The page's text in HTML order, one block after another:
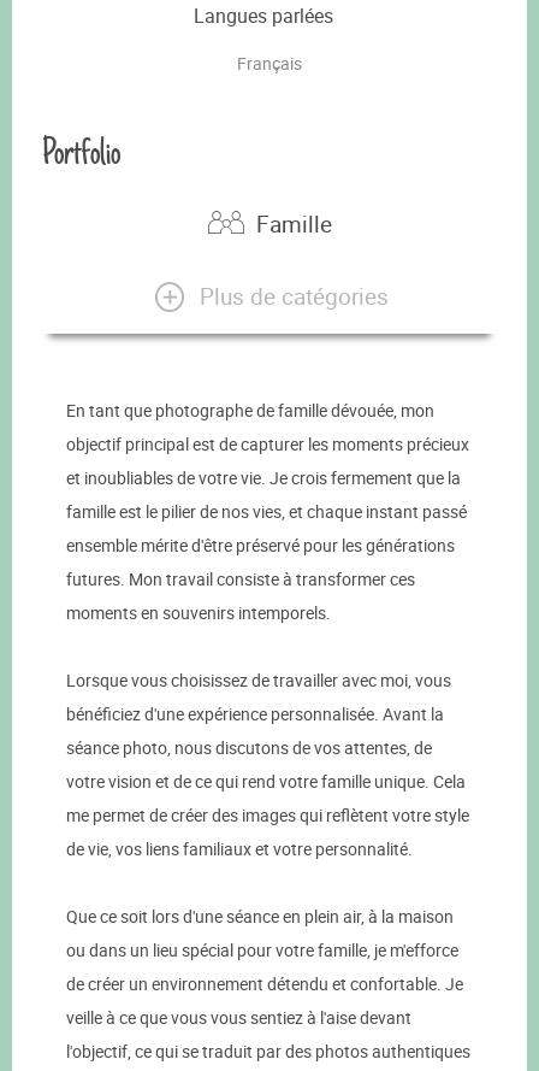
Langues parlées
Français
Portfolio
Famille
Plus de catégories
En tant que photographe de famille dévouée, mon
objectif principal est de capturer les moments précieux
et inoubliables de votre vie. Je crois fermement que la
famille est le pilier de nos vies, et chaque instant passé
ensemble mérite d'être préservé pour les générations
futures. Mon travail consiste à transformer ces
moments en souvenirs intemporels.
Lorsque vous choisissez de travailler avec moi, vous
bénéficiez d'une expérience personnalisée. Avant la
séance photo, nous discutons de vos attentes, de
votre vision et de ce qui rend votre famille unique. Cela
me permet de créer des images qui reflètent votre style
de vie, vos liens familiaux et votre personnalité.
Que ce soit lors d'une séance en plein air, à la maison
ou dans un lieu spécial pour votre famille, je m'efforce
de créer un environnement détendu et confortable. Je
veille à ce que vous vous sentiez à l'aise devant
l'objectif, ce qui se traduit par des photos authentiques